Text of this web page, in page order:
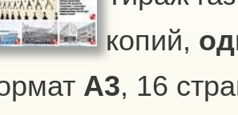
копий,
А3, 16